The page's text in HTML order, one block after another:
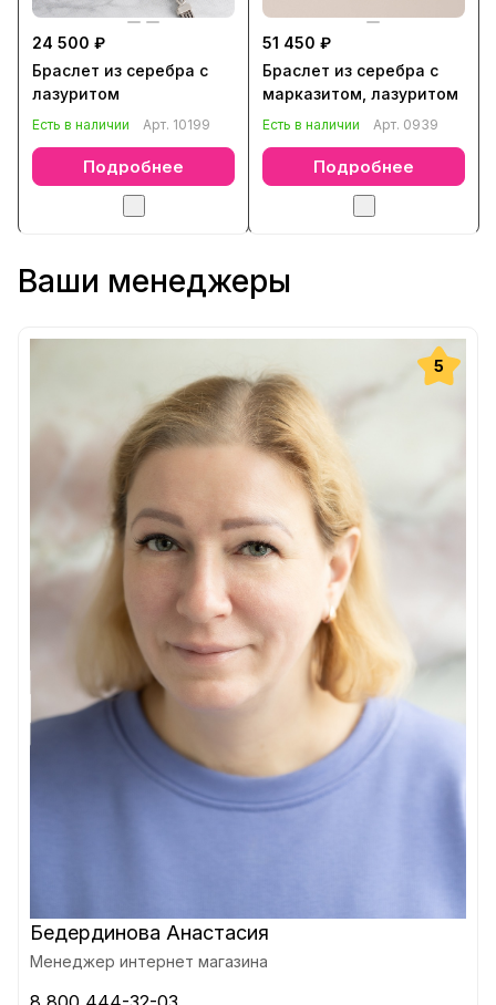
24 500 ₽
Браслет из серебра с
лазуритом
Есть в наличии Арт. 10199
Подробнее
51 450 ₽
Браслет из серебра с
марказитом, лазуритом
Есть в наличии Арт. 0939
Подробнее
Ваши менеджеры
5
Бедердинова Анастасия
Менеджер интернет магазина